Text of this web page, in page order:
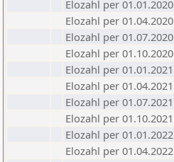
Elozahl per 01.01.2020
Elozahl per 01.04.2020
Elozahl per 01.07.2020
Elozahl per 01.10.2020
Elozahl per 01.01.2021
Elozahl per 01.04.2021
Elozahl per 01.07.2021
Elozahl per 01.10.2021
Elozahl per 01.01.2022
Elozahl per 01.04.2022